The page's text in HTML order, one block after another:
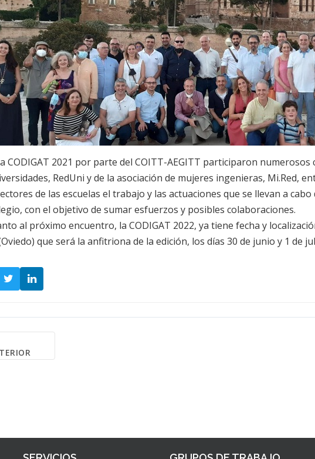
CODIGAT 2021 por parte del COITT-AEGITT participaron
RedUni y de la asociación de mujeres ingenieras, Mi.Red,
de las escuelas el trabajo y las actuaciones que se llevan a
con el objetivo de sumar esfuerzos y posibles colaboraciones.
al próximo encuentro, la CODIGAT 2022, ya tiene fecha y
que será la anfitriona de la edición, los días 30 de junio y 1 de